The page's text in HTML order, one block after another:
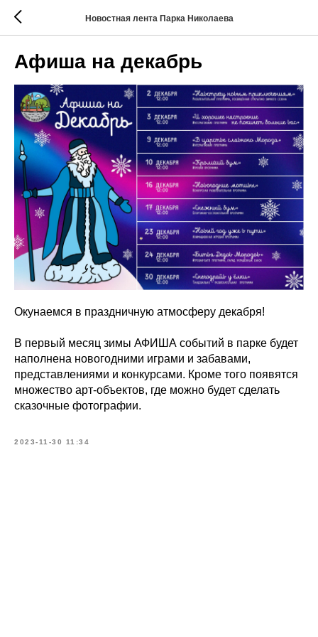
Новостная лента Парка Николаева
Афиша на декабрь
Окунаемся в праздничную атмосферу декабря!
В первый месяц зимы АФИША событий в парке будет
наполнена новогодними играми и забавами,
представлениями и конкурсами. Кроме того появятся
множество арт-объектов, где можно будет сделать
сказочные фотографии.
2023-11-30 11:34